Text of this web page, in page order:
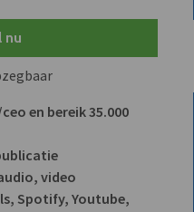
nu
en bereik 35.000
video
Spotify, Youtube,